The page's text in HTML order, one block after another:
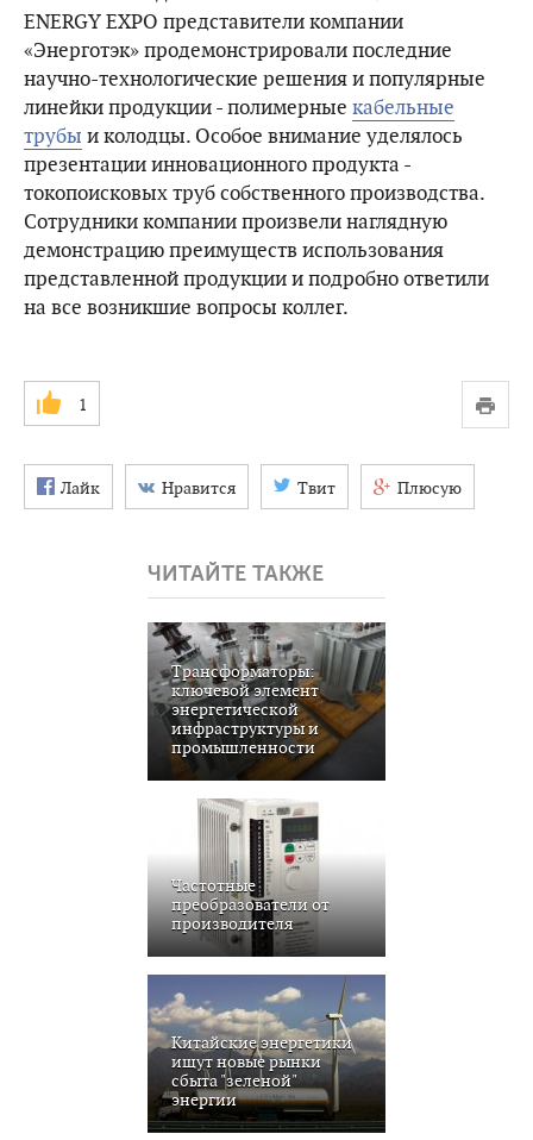
ENERGY EXPO представители компании
«Энерготэк» продемонстрировали последние
научно-технологические решения и популярные
линейки продукции - полимерные кабельные
трубы и колодцы. Особое внимание уделялось
презентации инновационного продукта -
токопоисковых труб собственного производства.
Сотрудники компании произвели наглядную
демонстрацию преимуществ использования
представленной продукции и подробно ответили
на все возникшие вопросы коллег.
1
Лайк Нравится Твит Плюсую
ЧИТАЙТЕ ТАКЖЕ
Трансформаторы:
ключевой элемент
энергетической
инфраструктуры и
промышленности
Частотные
преобразователи от
производителя
Китайские энергетики
ищут новые рынки
сбыта "зеленой"
энергии